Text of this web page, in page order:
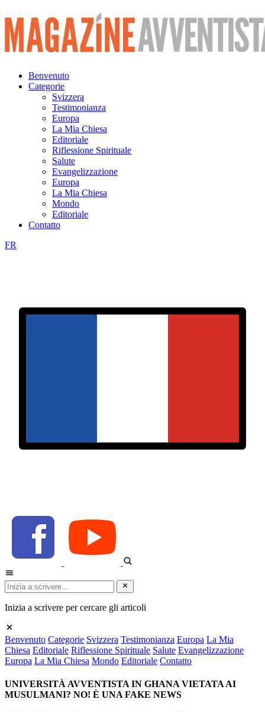
Vai
al
contenuto
Benvenuto
Categorie
Svizzera
Testimonianza
Europa
La Mia Chiesa
Editoriale
Riflessione Spirituale
Salute
Evangelizzazione
Europa
La Mia Chiesa
Mondo
Editoriale
Contatto
FR
Inizia a scrivere per cercare gli articoli
Benvenuto Categorie Svizzera Testimonianza Europa La Mia
Chiesa Editoriale Riflessione Spirituale Salute Evangelizzazione
Europa La Mia Chiesa Mondo Editoriale Contatto
UNIVERSITÀ AVVENTISTA IN GHANA VIETATA AI
MUSULMANI? NO! È UNA FAKE NEWS